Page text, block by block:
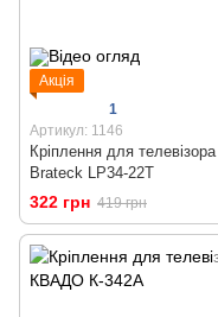
Акція
1
Артикул: 1146
Кріплення для телевізора
Brateck LP34-22T
322 грн 419 грн